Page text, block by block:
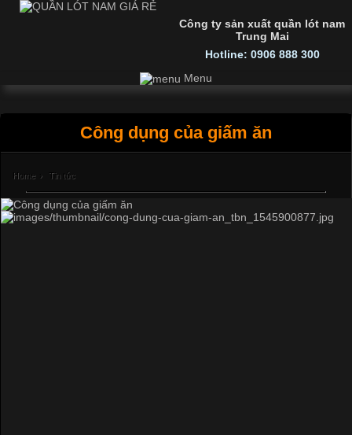
Công ty sản xuất quần lót nam
Trung Mai
Hotline: 0906 888 300
Menu
Công dụng của giấm ăn
Home › Tin tức